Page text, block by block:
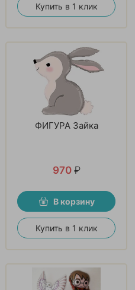
Купить в 1 клик
ФИГУРА Зайка
970 ₽
В корзину
Купить в 1 клик